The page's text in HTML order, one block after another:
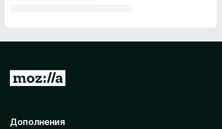
П
е
Дополнения